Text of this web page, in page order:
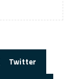
Twitter